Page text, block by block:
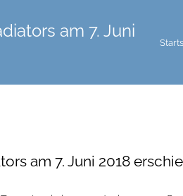
am 7. Juni
am 7. Juni 2018